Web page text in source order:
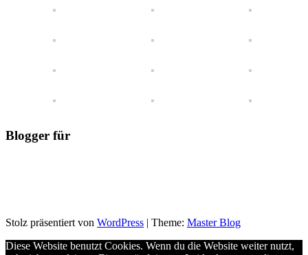
Blogger für
Stolz präsentiert von WordPress | Theme: Master Blog
Diese Website benutzt Cookies. Wenn du die Website weiter nutzt,